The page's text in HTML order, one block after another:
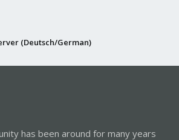
(Deutsch/German)
has been around for many years